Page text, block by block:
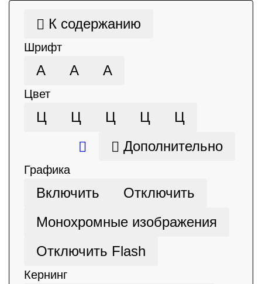
К содержанию
Шрифт
А А А
Цвет
Ц Ц Ц Ц
Ц
Дополнительно
Графика
Включить
Отключить
Монохромные изображения
Отключить Flash
Кернинг